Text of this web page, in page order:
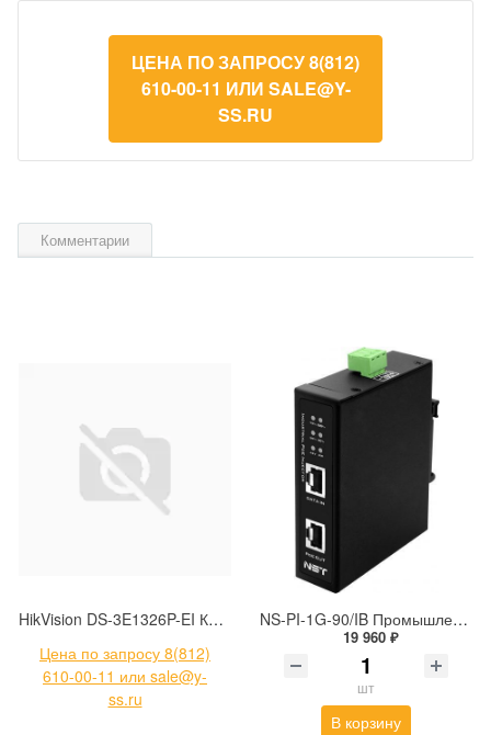
ЦЕНА ПО ЗАПРОСУ 8(812)
610-00-11 ИЛИ SALE@Y-
SS.RU
Комментарии
HikVision DS-3E1326P-EI Коммутатор с РоЕ
Цена по запросу 8(812)
610-00-11 или sale@y-
ss.ru
NS-PI-1G-90/IB Промышленный PoE-инжектор Gigabit Ethernet на 90W с бустером напряжения.
19 960 ₽
шт
В корзину